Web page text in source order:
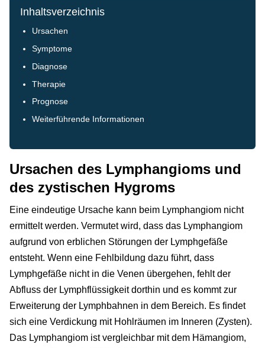
Inhaltsverzeichnis
Ursachen
Symptome
Diagnose
Therapie
Prognose
Weiterführende Informationen
Ursachen des Lymphangioms und
des zystischen Hygroms
Eine eindeutige Ursache kann beim Lymphangiom nicht
ermittelt werden. Vermutet wird, dass das Lymphangiom
aufgrund von erblichen Störungen der Lymphgefäße
entsteht. Wenn eine Fehlbildung dazu führt, dass
Lymphgefäße nicht in die Venen übergehen, fehlt der
Abfluss der Lymphflüssigkeit dorthin und es kommt zur
Erweiterung der Lymphbahnen in dem Bereich. Es findet
sich eine Verdickung mit Hohlräumen im Inneren (Zysten).
Das Lymphangiom ist vergleichbar mit dem Hämangiom,